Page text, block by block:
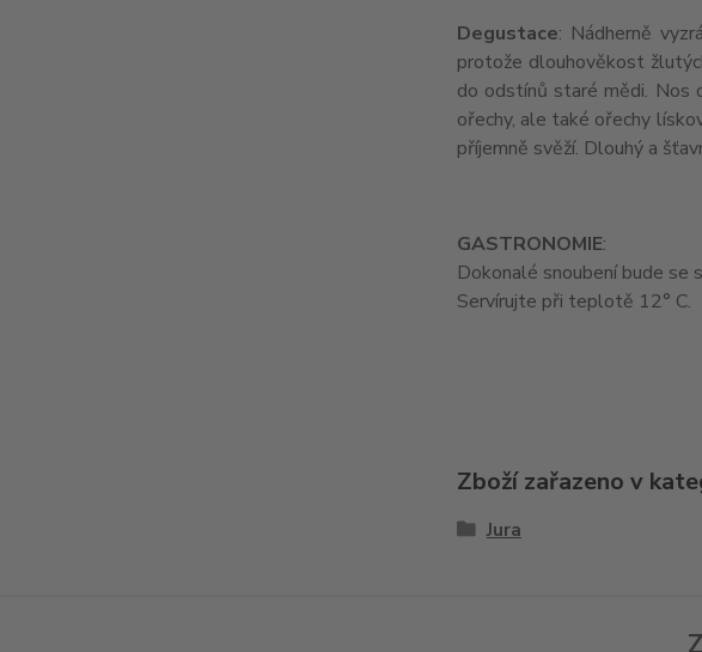
Degustace: Nádherně
protože dlouhověkost
do odstínů staré mědi. Nos
ořechy, ale také ořechy
příjemně svěží. Dlouhý a
GASTRONOMIE:
Dokonalé snoubení bude se
Servírujte při
Zboží zařazeno v
Jura